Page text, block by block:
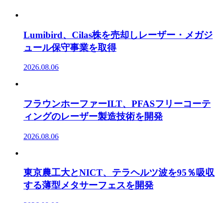
Lumibird、Cilas株を売却しレーザー・メガジ
ュール保守事業を取得
2026.08.06
フラウンホーファーILT、PFASフリーコーテ
ィングのレーザー製造技術を開発
2026.08.06
東京農工大とNICT、テラヘルツ波を95％吸収
する薄型メタサーフェスを開発